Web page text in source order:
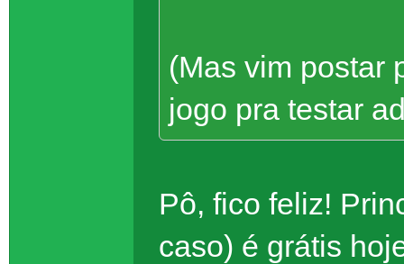
(Mas vim postar
jogo pra testar
Pô, fico feliz!
caso) é grátis